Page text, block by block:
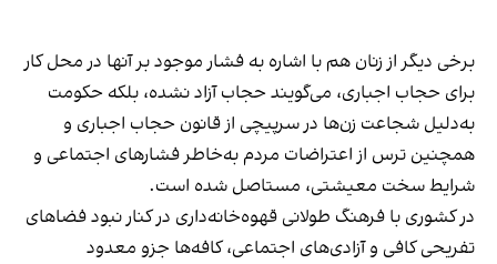
برخی دیگر از زنان هم با اشاره به فشار موجود بر آنها در محل کار
برای حجاب اجباری، می‌گویند حجاب آزاد نشده، بلکه حکومت
به‌دلیل شجاعت زن‌ها در سرپیچی از قانون حجاب اجباری و
همچنین ترس از اعتراضات مردم به‌خاطر فشارهای اجتماعی و
شرایط سخت معیشتی، مستاصل شده است.
در کشوری با فرهنگ طولانی قهوه‌‌خانه‌داری در کنار نبود فضاهای
تفریحی کافی و آزادی‌های اجتماعی، کافه‌ها جزو معدود